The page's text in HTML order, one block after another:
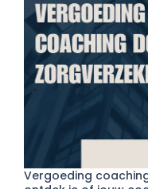
Vergoeding